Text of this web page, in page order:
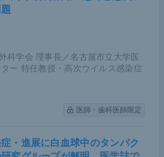
も外科医にとっても「手術を
、外科医が持続可能な医療を
欧米並みにより高い外科医の
指す――。より高く、より遥
させたいという思いを、学術
科学会 理事長／名古屋市立大学医
ー 特任教授・高次ウイルス感染症
医師・歯科医師限定
・進展に白血球中のタンパク